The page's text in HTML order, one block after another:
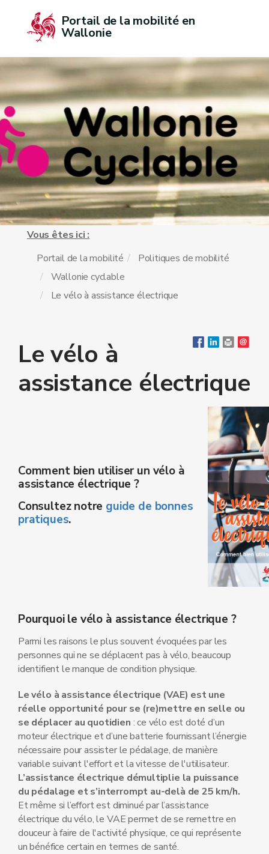
Portail de la mobilité en
Wallonie
Vous êtes ici :
Portail de la mobilité
Politiques de mobilité
Wallonie cyclable
Le vélo à assistance électrique
Le vélo à
assistance électrique
Comment bien utiliser un vélo à
assistance électrique ?
Consultez notre guide de bonnes
pratiques.
Pourquoi le vélo à assistance électrique ?
Parmi les raisons le plus souvent évoquées par les
personnes qui ne se déplacent pas à vélo, beaucoup
identifient le manque de condition physique.
Le vélo à assistance électrique (VAE) est une
réelle opportunité pour se (re)mettre en selle ou
se déplacer au quotidien : ce vélo est doté d’un
moteur électrique et d’une batterie fournissant l’énergie
nécessaire pour assister le pédalage, de manière
variable suivant l'effort et la vitesse de l'utilisateur.
L’assistance électrique démultiplie la puissance
du pédalage et s’interrompt au-delà de 25 km/h.
Et même si l’effort est diminué par l’assistance
électrique du vélo, le VAE permet de se remettre en
douceur à faire de l'activité physique, ce qui représente
un bénéfice certain en termes de santé.